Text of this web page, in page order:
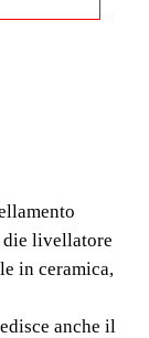
RUBI
di posa
sia su
die livellatore
in ceramica,
anche il